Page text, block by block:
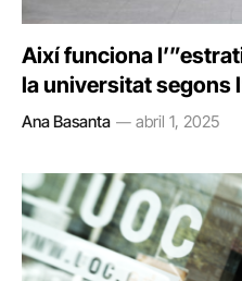
Així funciona
la universitat segons
Ana Basanta abril 1, 2025